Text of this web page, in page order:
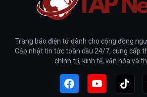
Trang báo điện tử dành cho cộng đồng
Cập nhật tin tức toàn cầu 24/7, cung cấp
chính trị, kinh tế, văn hóa và